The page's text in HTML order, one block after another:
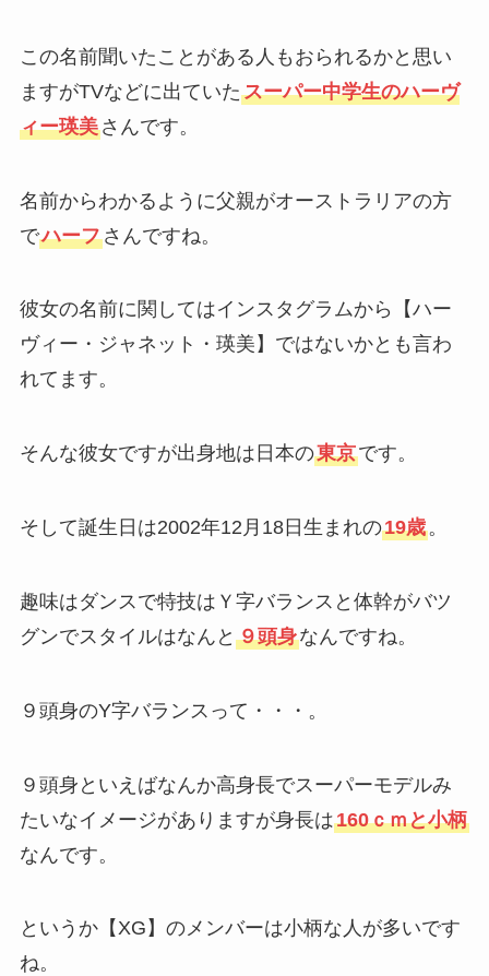
この名前聞いたことがある人もおられるかと思い
ますがTVなどに出ていたスーパー中学生のハーヴ
ィー瑛美さんです。
名前からわかるように父親がオーストラリアの方
でハーフさんですね。
彼女の名前に関してはインスタグラムから【ハー
ヴィー・ジャネット・瑛美】ではないかとも言わ
れてます。
そんな彼女ですが出身地は日本の東京です。
そして誕生日は2002年12月18日生まれの19歳。
趣味はダンスで特技はＹ字バランスと体幹がバツ
グンでスタイルはなんと ９頭身なんですね。
９頭身のY字バランスって・・・。
９頭身といえばなんか高身長でスーパーモデルみ
たいなイメージがありますが身長は160ｃｍと小柄
なんです。
というか【XG】のメンバーは小柄な人が多いです
ね。